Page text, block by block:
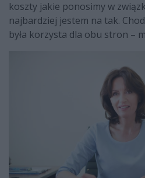
koszty jakie ponosimy w
najbardziej jestem na tak.
była korzysta dla obu stron –